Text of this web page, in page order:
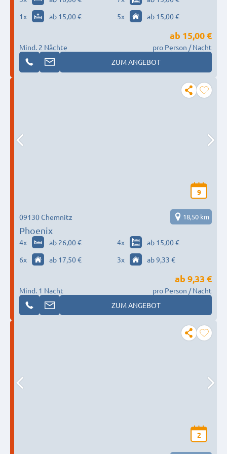
1x ab 15,00 € 5x ab 15,00 €
Mind. 2 Nächte
ab 15,00 €
pro Person / Nacht
ZUM ANGEBOT
9
Phoenix
09130 Chemnitz 18,50 km
4x ab 26,00 € 4x
ab 15,00 €
6x ab 17,50 € 3x ab 9,33 €
Mind. 1 Nacht
ab 9,33 €
pro Person / Nacht
ZUM ANGEBOT
2